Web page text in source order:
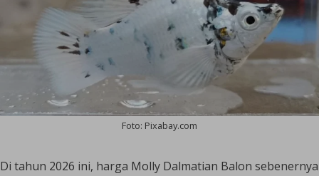
Foto: Pixabay.com
Di tahun 2026 ini, harga Molly Dalmatian Balon sebenernya